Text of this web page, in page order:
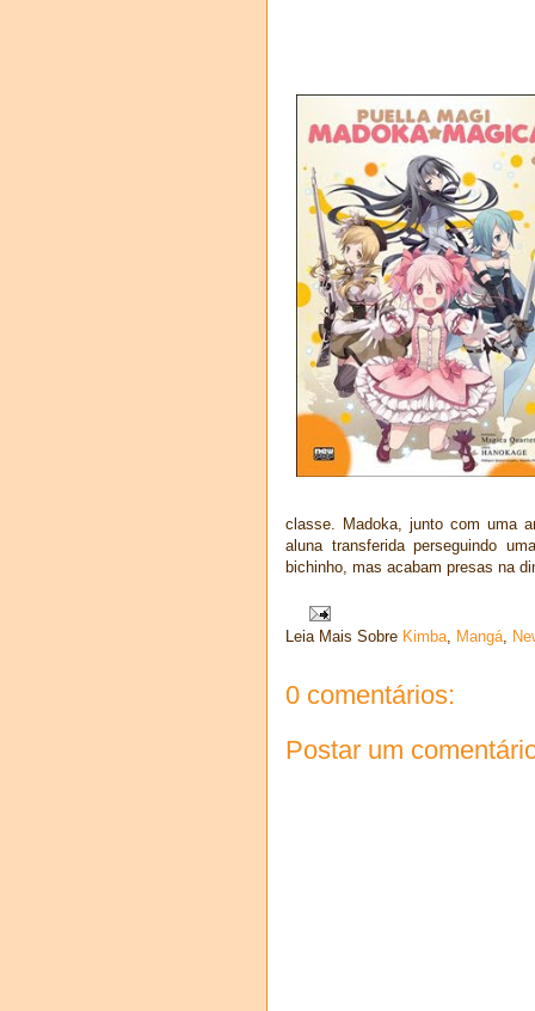
classe. Madoka, junto com uma
aluna transferida perseguindo
bichinho, mas acabam presas na
Leia Mais Sobre Kimba, Mangá,
0 comentários:
Postar um